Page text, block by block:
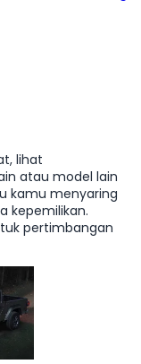
lihat
atau model lain
kamu menyaring
kepemilikan.
pertimbangan